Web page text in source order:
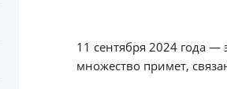
11 сентября 2024 года —
множество примет,